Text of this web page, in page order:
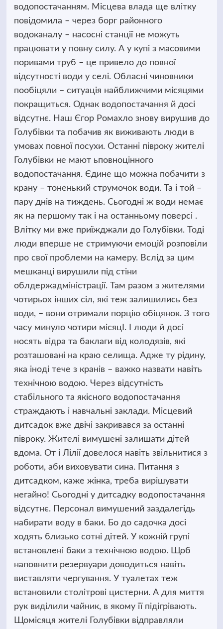
водопостачанням. Місцева влада ще влітку
повідомила – через борг районного
водоканалу – насосні станції не можуть
працювати у повну силу. А у купі з масовими
поривами труб – це привело до повної
відсутності води у селі. Обласні чиновники
пообіцяли – ситуація найближчими місяцями
покращиться. Однак водопостачання й досі
відсутнє. Наш Єгор Ромахло знову вирушив до
Голубівки та побачив як виживають люди в
умовах повної посухи. Останні півроку жителі
Голубівки не мают ьповноцінного
водопостачання. Єдине що можна побачити з
крану – тоненький струмочок води. Та і той –
пару днів на тиждень. Сьогодні ж води немає
як на першому так і на останньому поверсі .
Влітку ми вже приїжджали до Голубівки. Тоді
люди вперше не стримуючи емоцій розповіли
про свої проблеми на камеру. Вслід за цим
мешканці вирушили під стіни
облдержадміністрації. Там разом з жителями
чотирьох інших сіл, які теж залишились без
води, – вони отримали порцію обіцянок. З того
часу минуло чотири місяцІ. І люди й досі
носять відра та баклаги від колодязів, які
розташовані на краю селища. Адже ту рідину,
яка іноді тече з кранів – важко назвати навіть
технічною водою. Через відсутність
стабільного та якісного водопостачання
страждають і навчальні заклади. Місцевий
дитсадок вже двічі закривався за останні
півроку. Жителі вимушені залишати дітей
вдома. От і Лілії довелося навіть звільнитися з
роботи, аби виховувати сина. Питання з
дитсадком, каже жінка, треба вирішувати
негайно! Сьогодні у дитсадку водопостачання
відсутнє. Персонал вимушений заздалегідь
набирати воду в баки. Бо до садочка досі
ходять близько сотні дітей. У кожній групі
встановлені баки з технічною водою. Щоб
наповнити резервуари доводиться навіть
виставляти чергування. У туалетах теж
встановили столітрові цистерни. А для миття
рук виділили чайник, в якому її підігрівають.
Щомісяця жителі Голубівки відправляли